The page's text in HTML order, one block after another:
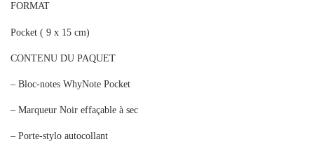
FORMAT
Pocket ( 9 x 15 cm)
CONTENU DU PAQUET
– Bloc-notes WhyNote Pocket
– Marqueur Noir effaçable à sec
– Porte-stylo autocollant